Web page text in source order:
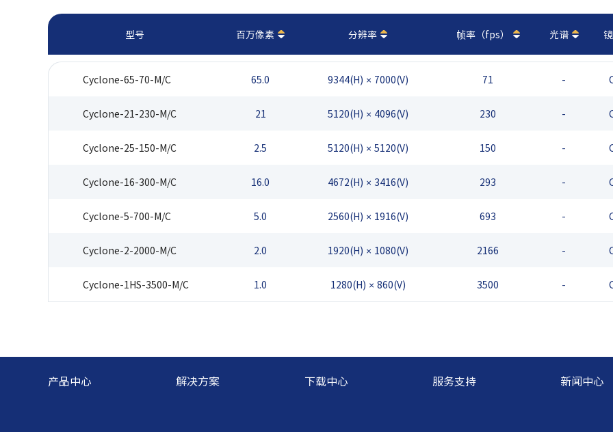
型号 百万像素 分辨率 帧率（fps） 光谱
Cyclone-65-70-M/C 65.0 9344(H) × 7000(V) 71 -
Cyclone-21-230-M/C 21 5120(H) × 4096(V) 230 -
Cyclone-25-150-M/C 2.5 5120(H) × 5120(V) 150 -
Cyclone-16-300-M/C 16.0 4672(H) × 3416(V) 293 -
Cyclone-5-700-M/C 5.0 2560(H) × 1916(V) 693 -
Cyclone-2-2000-M/C 2.0 1920(H) × 1080(V) 2166 -
Cyclone-1HS-3500-M/C 1.0 1280(H) × 860(V) 3500 -
产品中心 解决方案 下载中心 服务支持 新闻中心